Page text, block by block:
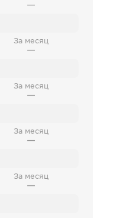
—
За месяц
—
За месяц
—
За месяц
—
За месяц
—